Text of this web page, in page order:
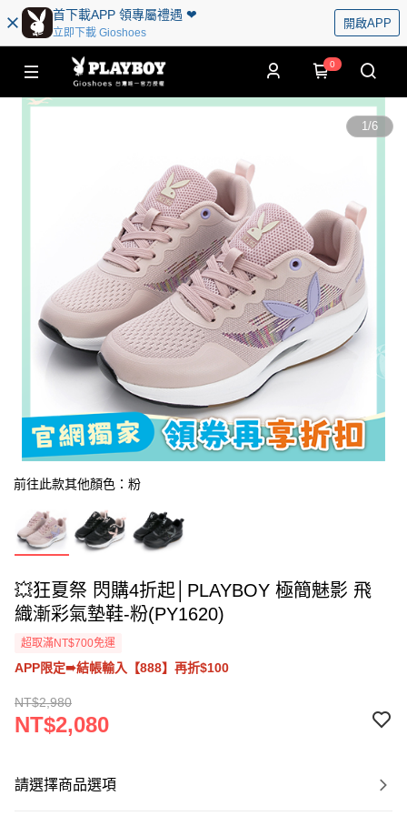
首下載APP 領專屬禮遇 ❤︎
立即下載 Gioshoes
開啟APP
0
1/6
前往此款其他顏色：粉
💥狂夏祭 閃購4折起│PLAYBOY 極簡魅影 飛
織漸彩氣墊鞋-粉(PY1620)
超取滿NT$700免運
APP限定➠結帳輸入【888】再折$100
NT$2,980
NT$2,080
請選擇商品選項